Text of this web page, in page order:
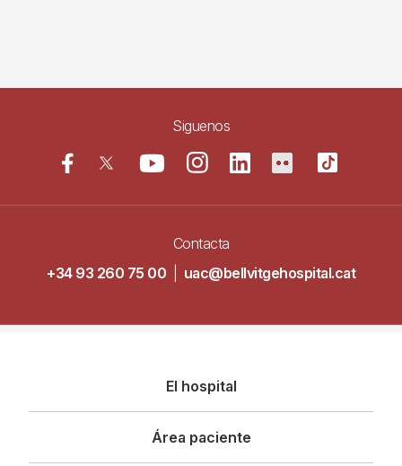
Siguenos
Contacta
+34 93 260 75 00
uac@bellvitgehospital.cat
principal
El hospital
Área paciente